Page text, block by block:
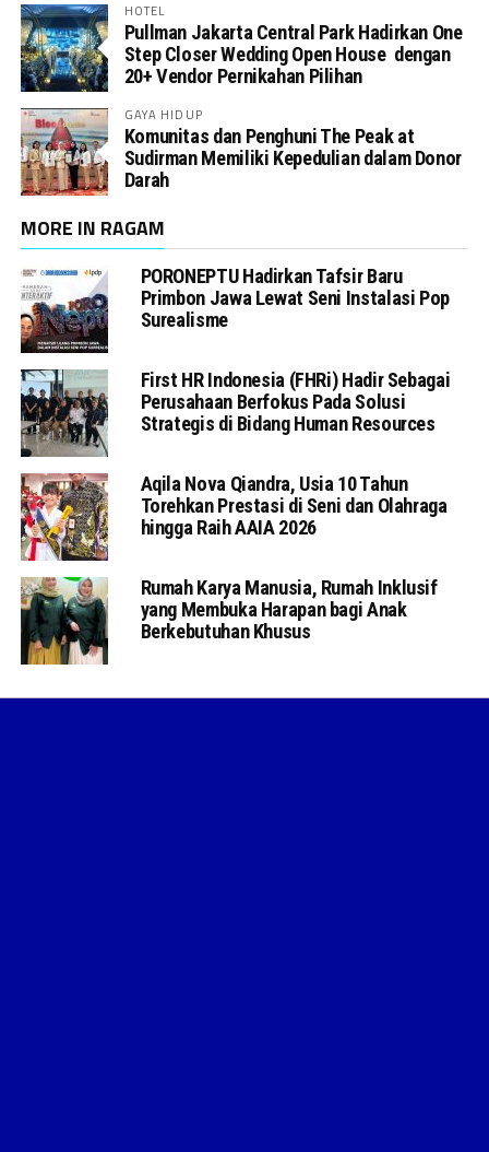
HOTEL
Pullman Jakarta Central Park Hadirkan One
Step Closer Wedding Open House dengan
20+ Vendor Pernikahan Pilihan
GAYA HIDUP
Komunitas dan Penghuni The Peak at
Sudirman Memiliki Kepedulian dalam Donor
Darah
MORE IN RAGAM
PORONEPTU Hadirkan Tafsir Baru
Primbon Jawa Lewat Seni Instalasi Pop
Surealisme
First HR Indonesia (FHRi) Hadir Sebagai
Perusahaan Berfokus Pada Solusi
Strategis di Bidang Human Resources
Aqila Nova Qiandra, Usia 10 Tahun
Torehkan Prestasi di Seni dan Olahraga
hingga Raih AAIA 2026
Rumah Karya Manusia, Rumah Inklusif
yang Membuka Harapan bagi Anak
Berkebutuhan Khusus